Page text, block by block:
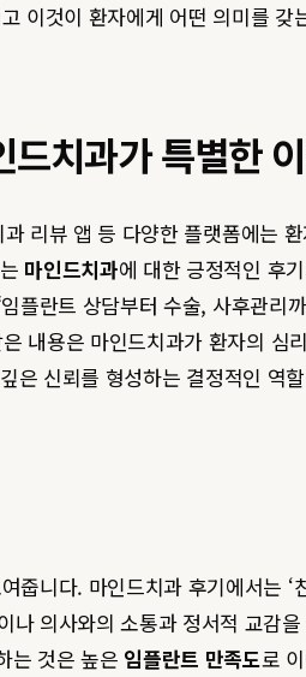
이것이 환자에게 어떤 의미를 갖
치과가 특별한
리뷰 앱 등 다양한 플랫폼에는
마인드치과에 대한 긍정적인 후
란트 상담부터 수술, 사후관
내용은 마인드치과가 환자의
은 신뢰를 형성하는 결정적인 역
다. 마인드치과 후기에서는 ‘
의사와의 소통과 정서적 교감
는 것은 높은 임플란트 만족도로